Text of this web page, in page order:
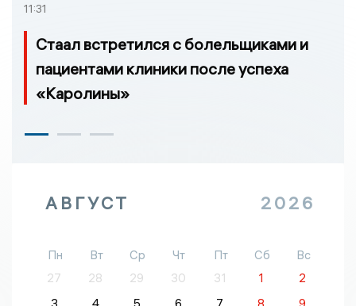
11:31
Стаал встретился с болельщиками и
пациентами клиники после успеха
«Каролины»
АВГУСТ 2026
Пн Вт Ср Чт Пт Сб
Вс
27
28 29 30 31 1
2